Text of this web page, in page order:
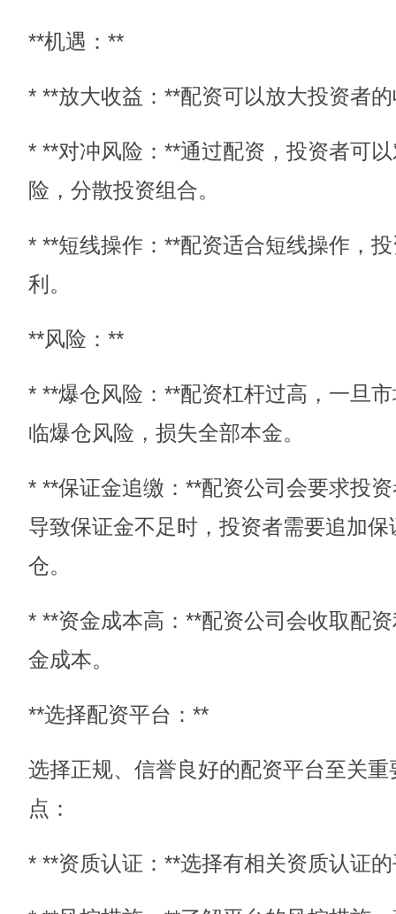
**机遇：**
* **放大收益：**配资可以放大投资者
* **对冲风险：**通过配资，投资者可
险，分散投资组合。
* **短线操作：**配资适合短线操作，
利。
**风险：**
* **爆仓风险：**配资杠杆过高，一旦
临爆仓风险，损失全部本金。
* **保证金追缴：**配资公司会要求投
导致保证金不足时，投资者需要追加
仓。
* **资金成本高：**配资公司会收取配
金成本。
**选择配资平台：**
选择正规、信誉良好的配资平台至关
点：
* **资质认证：**选择有相关资质认证